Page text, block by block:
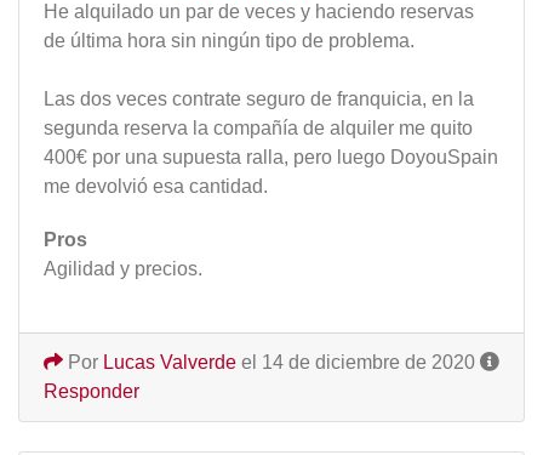
He alquilado un par de veces y haciendo reservas
de última hora sin ningún tipo de problema.
Las dos veces contrate seguro de franquicia, en la
segunda reserva la compañía de alquiler me quito
400€ por una supuesta ralla, pero luego DoyouSpain
me devolvió esa cantidad.
Pros
Agilidad y precios.
Por Lucas Valverde el 14 de diciembre de 2020
Responder